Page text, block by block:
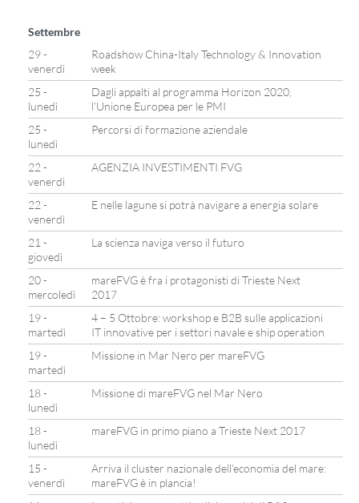
Settembre
29 -
venerdì
Roadshow China-Italy Technology & Innovation
week
25 -
lunedì
Dagli appalti al programma Horizon 2020,
l’Unione Europea per le PMI
25 -
lunedì
Percorsi di formazione aziendale
22 -
venerdì
AGENZIA INVESTIMENTI FVG
22 -
venerdì
E nelle lagune si potrà navigare a energia solare
21 -
giovedì
La scienza naviga verso il futuro
20 -
mercoledì
mareFVG è fra i protagonisti di Trieste Next
2017
19 -
martedì
4 – 5 Ottobre: workshop e B2B sulle applicazioni
IT innovative per i settori navale e ship operation
19 -
martedì
Missione in Mar Nero per mareFVG
18 -
lunedì
Missione di mareFVG nel Mar Nero
18 -
lunedì
mareFVG in primo piano a Trieste Next 2017
15 -
venerdì
Arriva il cluster nazionale dell’economia del mare:
mareFVG è in plancia!